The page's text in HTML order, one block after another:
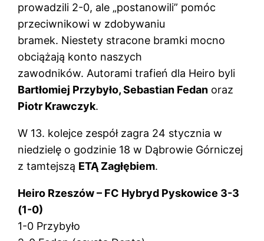
prowadzili 2-0, ale „postanowili” pomóc
przeciwnikowi w zdobywaniu
bramek. Niestety stracone bramki mocno
obciążają konto naszych
zawodników. Autorami trafień dla Heiro byli
Bartłomiej Przybyło, Sebastian Fedan oraz
Piotr Krawczyk.
W 13. kolejce zespół zagra 24 stycznia w
niedzielę o godzinie 18 w Dąbrowie Górniczej
z tamtejszą ETĄ Zagłębiem.
Heiro Rzeszów – FC Hybryd Pyskowice 3-3
(1-0)
1-0 Przybyło